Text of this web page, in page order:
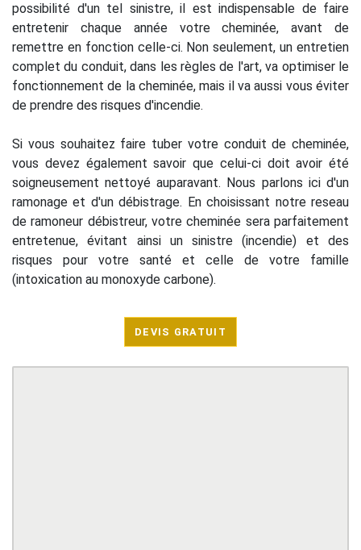
possibilité d'un tel sinistre, il est indispensable de faire
entretenir chaque année votre cheminée, avant de
remettre en fonction celle-ci. Non seulement, un entretien
complet du conduit, dans les règles de l'art, va optimiser le
fonctionnement de la cheminée, mais il va aussi vous éviter
de prendre des risques d'incendie.
Si vous souhaitez faire tuber votre conduit de cheminée,
vous devez également savoir que celui-ci doit avoir été
soigneusement nettoyé auparavant. Nous parlons ici d'un
ramonage et d'un débistrage. En choisissant notre reseau
de ramoneur débistreur, votre cheminée sera parfaitement
entretenue, évitant ainsi un sinistre (incendie) et des
risques pour votre santé et celle de votre famille
(intoxication au monoxyde carbone).
DEVIS GRATUIT